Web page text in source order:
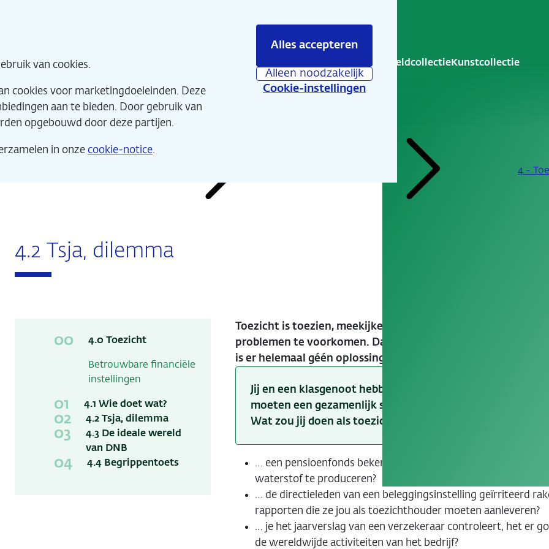
van cookies.
cookies voor marketingdoeleinden. Deze
aan te bieden. Door gebruik van
opgebouwd door deze partijen.
in onze cookie-notice.
Alles accepteren
Alleen noodzakelijk
Cookie-instellingen
Wat is er te beleven Educatie GeldcollectieKunstcollectie
4 -
4.2 Tsja, dilemma
4.0 Toezicht
Betrouwbare financiële
instellingen
4.1 Wie doet wat?
4.2 Tsja, dilemma
4.3 De ideale wereld
van DNB
4.4 Begrippentoets
Toezicht is toezien, meekijken, meepraten, bijsturen,
problemen te voorkomen. Dan moet DNB keuzes maken. Er
is er helemaal géén oplossing die voor iedereen goed werkt.
Jij en een klasgenoot hebben samen namens DNB de
moeten een gezamenlijk standpunt hebben. Kies één van
Wat zou jij doen als toezichthouder wanneer…
… een pensioenfonds bekendmaakt dat het 500 miljoen
waterstof te produceren?
… de directieleden van een beleggingsinstelling geïrriteerd
rapporten die ze jou als toezichthouder moeten aanleveren?
… je het jaarverslag van een verzekeraar controleert, het er
de wereldwijde activiteiten van het bedrijf?